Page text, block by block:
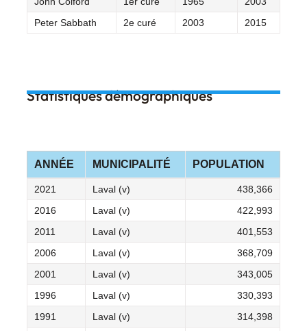
Peter Sabbath
2e curé 2003 2015
Statistiques démographiques
ANNÉE MUNICIPALITÉ POPULATION
2021 Laval (v)
438,366
2016
Laval (v)
422,993
2011
Laval (v)
401,553
2006
Laval (v)
368,709
2001
Laval (v)
343,005
1996
Laval (v)
330,393
1991
Laval (v)
314,398